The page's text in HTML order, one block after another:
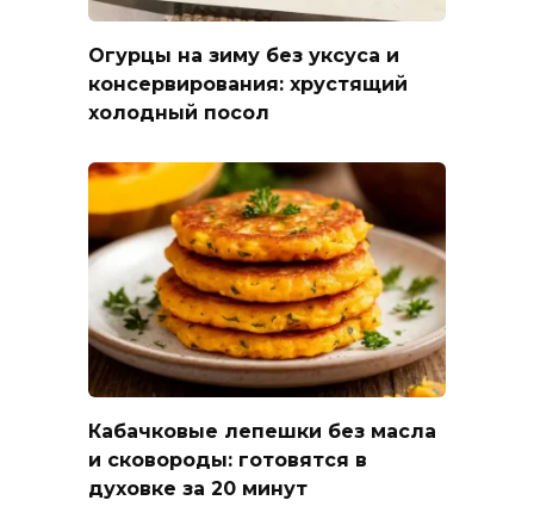
Огурцы на зиму без уксуса и
консервирования: хрустящий
холодный посол
Кабачковые лепешки без масла
и сковороды: готовятся в
духовке за 20 минут